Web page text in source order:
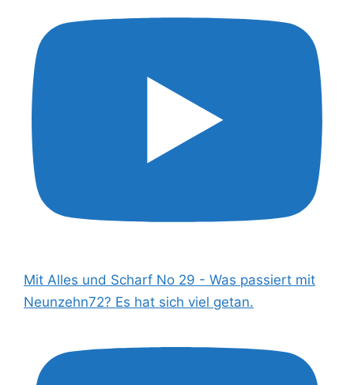
Mit Alles und Scharf No 29 - Was passiert mit
Neunzehn72? Es hat sich viel getan.